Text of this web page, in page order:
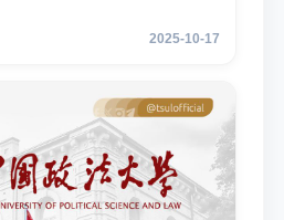
2025-10-17